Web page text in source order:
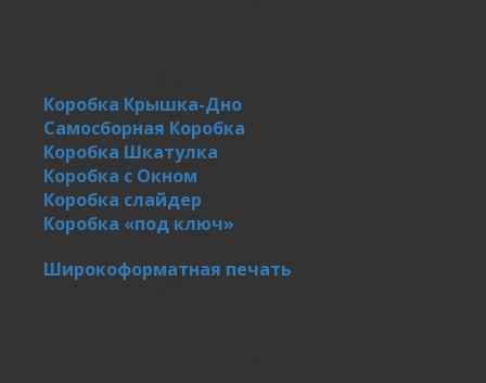
Коробка Крышка-Дно
Самосборная Коробка
Коробка Шкатулка
Коробка с Окном
Коробка слайдер
Коробка «под ключ»
Широкоформатная печать